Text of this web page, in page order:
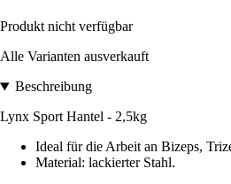
Produkt nicht verfügbar
Alle Varianten ausverkauft
Beschreibung
Lynx Sport Hantel - 2,5kg
Ideal für die Arbeit an Bizeps,
Material: lackierter Stahl.